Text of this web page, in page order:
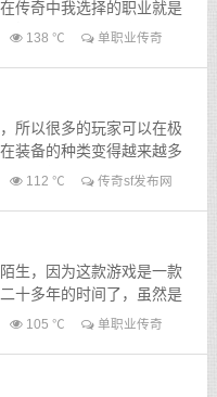
传奇中我选择的职业就是
慢的，我也以为这是...
138 ℃ 单职业传奇
所以很多的玩家可以在极
装备的种类变得越来越多
也变得更加有趣，而...
112 ℃ 传奇sf发布网
生，因为这款游戏是一款
十多年的时间了，虽然是
旧是比较多的这款游...
105 ℃ 单职业传奇